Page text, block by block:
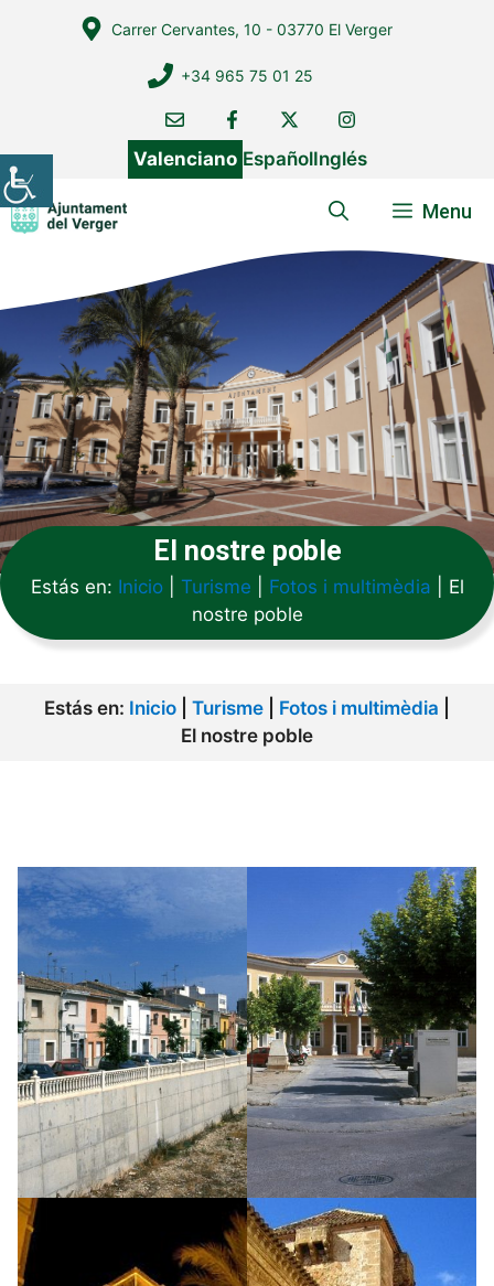
Carrer Cervantes, 10 - 03770 El Verger
+34 965 75 01 25
Valenciano EspañolInglés
Menu
El nostre poble
Estás en: Inicio| Turisme Fotos i multimèdia
El
nostre poble
Estás en: Inicio Turisme Fotos i multimèdia
El nostre poble